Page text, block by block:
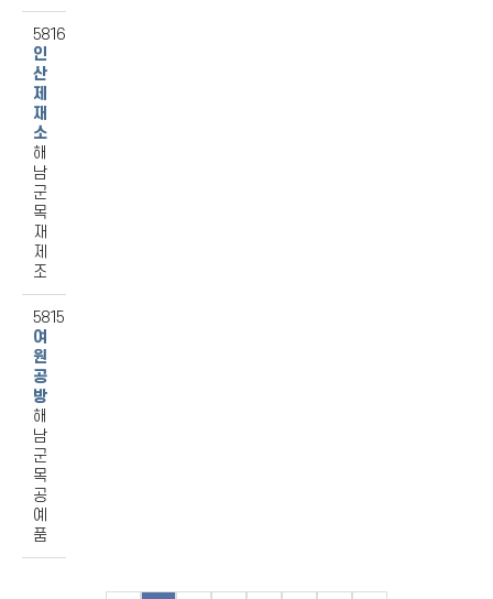
5816
인
산
제
재
소
해
남
군
목
재
제
조
5815
여
원
공
방
해
남
군
목
공
예
품